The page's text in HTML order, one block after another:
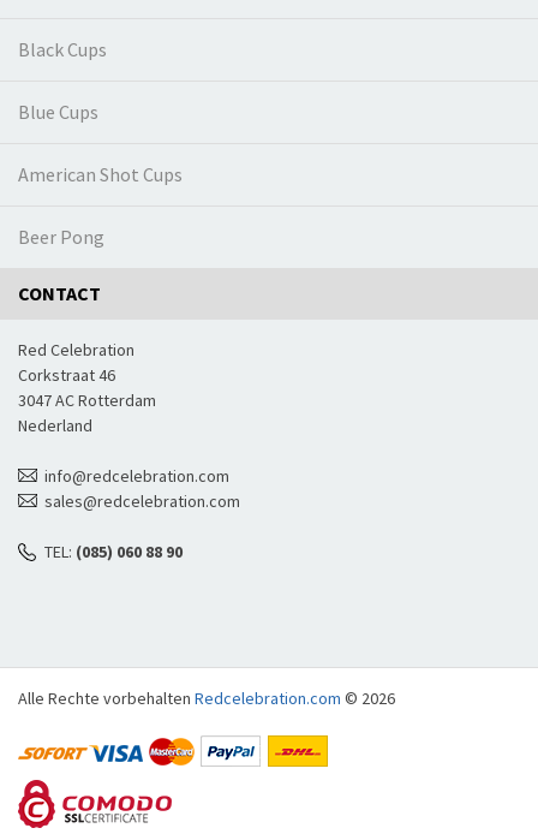
Black Cups
Blue Cups
American Shot Cups
Beer Pong
CONTACT
Red Celebration
Corkstraat 46
3047 AC Rotterdam
Nederland
info@redcelebration.com
sales@redcelebration.com
TEL: (085) 060 88 90
Alle Rechte vorbehalten Redcelebration.com © 2026